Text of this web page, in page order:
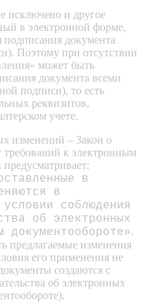
исключено и другое
в электронной форме,
подписания документа
Поэтому при отсутствии
может быть
документа всеми
подписи), то есть
реквизитов,
учете.
изменений – Закон о
требований к электронным
в
в
соблюдения
об электронных
документообороте».
предлагаемые изменения
его применения не
создаются с
об электронных